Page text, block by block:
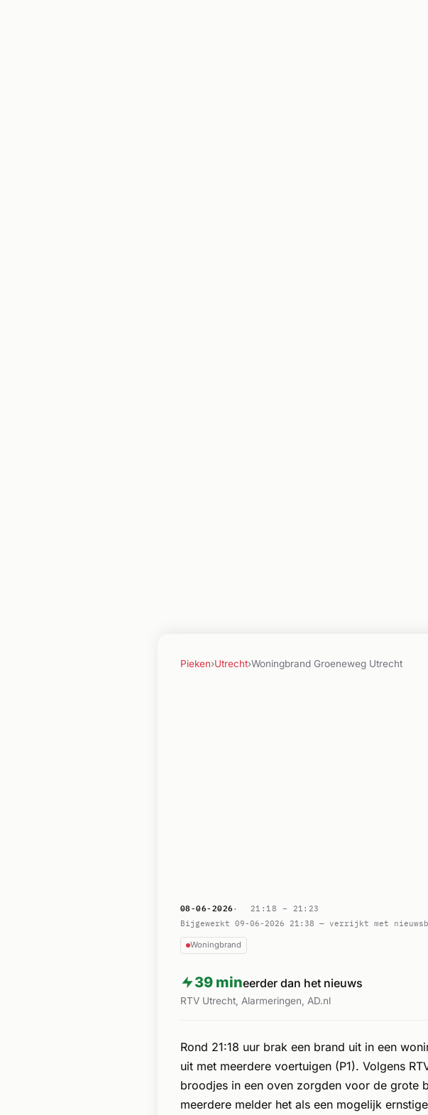
Pieken›Utrecht›Woningbrand Groeneweg Utrecht
08-06-2026 21:18 – 21:23
Bijgewerkt 09-06-2026 21:38 — verrijkt met
Woningbrand
39 mineerder dan het nieuws
RTV Utrecht, Alarmeringen, AD.nl
Rond 21:18 uur brak een brand uit in een
uit met meerdere voertuigen (P1). Volgens
broodjes in een oven zorgden voor de grote
meerdere melder het als een mogelijk